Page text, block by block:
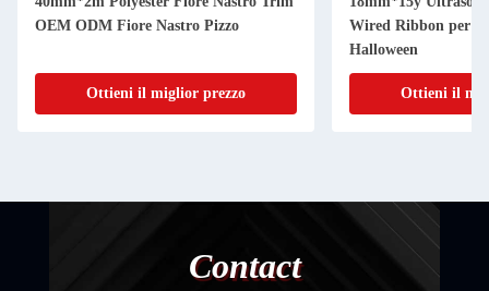
OEM ODM Fiore Nastro Pizzo
Ottieni il miglior prezzo
Wired Ribbon per la
Halloween
Ottieni il
Contact